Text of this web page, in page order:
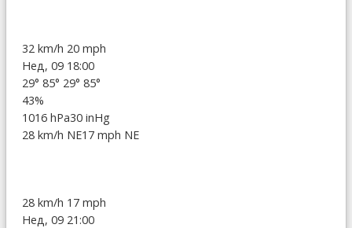
32 km/h 20 mph
Нед, 09 18:00
29° 85° 29° 85°
43%
1016 hPa30 inHg
28 km/h NE17 mph NE
28 km/h 17 mph
Нед, 09 21:00